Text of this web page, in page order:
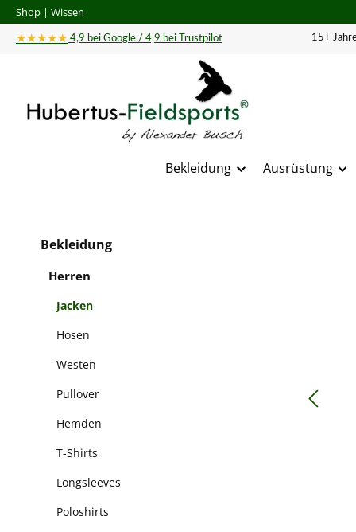
Hauptinhalt springen
Zur Suche springen
Zur Hauptnavigation springen
Shop | Wissen
★★★★★ 4,9 bei Google / 4,9 bei Trustpilot 15+
Bekleidung Ausrüstung
Bekleidung
Herren
Jacken
Hosen
Westen
Pullover
Hemden
T-Shirts
Longsleeves
Poloshirts